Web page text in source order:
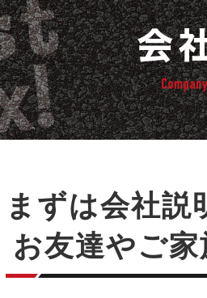
まずは会社説
お友達やご家